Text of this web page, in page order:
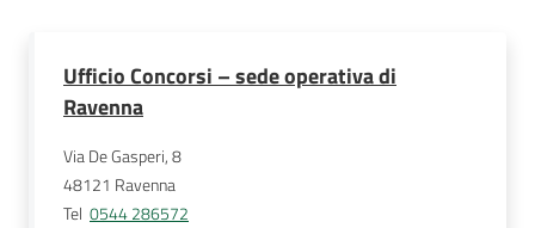
Ufficio Concorsi – sede operativa di
Ravenna
Via De Gasperi, 8
48121 Ravenna
Tel 0544 286572